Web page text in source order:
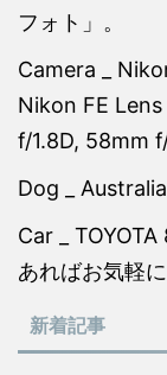
フォト」。
Camera _
Nikon FE
f/1.8D, 58mm
Dog _
Car _
あればお気軽
新着記事